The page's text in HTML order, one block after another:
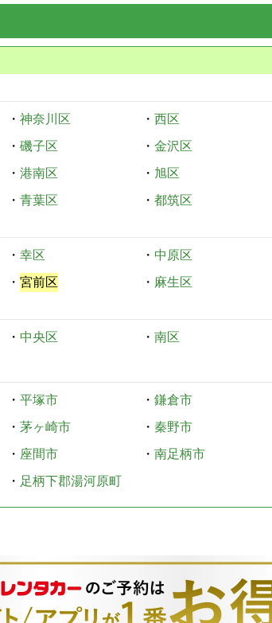
・ 神奈川区 ・ 西区
・ 磯子区 ・ 金沢区
・ 港南区 ・ 旭区
・ 青葉区 ・ 都筑区
・ 幸区 ・ 中原区
・ 宮前区 ・ 麻生区
・ 中央区 ・ 南区
・ 平塚市 ・ 鎌倉市
・ 茅ヶ崎市 ・ 秦野市
・ 座間市 ・ 南足柄市
・ 足柄下郡湯河原町